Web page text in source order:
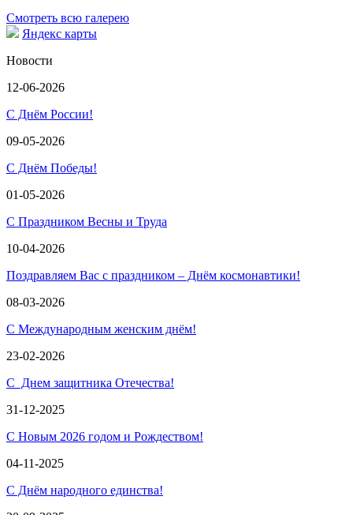
Смотреть всю галерею
Яндекс карты
Новости
12-06-2026
С Днём России!
09-05-2026
С Днём Победы!
01-05-2026
С Праздником Весны и Труда
10-04-2026
Поздравляем Вас с праздником – Днём космонавтики!
08-03-2026
С Международным женским днём!
23-02-2026
С Днем защитника Отечества!
31-12-2025
С Новым 2026 годом и Рождеством!
04-11-2025
С Днём народного единства!